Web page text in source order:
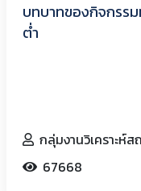
Download
บทบาทของกิจกรร
ต่ำ
กลุ่มงานวิเคราะห์
67668